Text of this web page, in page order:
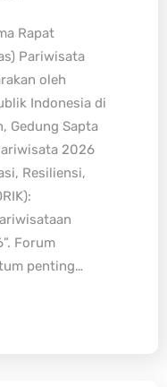
Rapat
Pariwisata
oleh
Indonesia di
Gedung Sapta
2026
Resiliensi,
Forum
penting…